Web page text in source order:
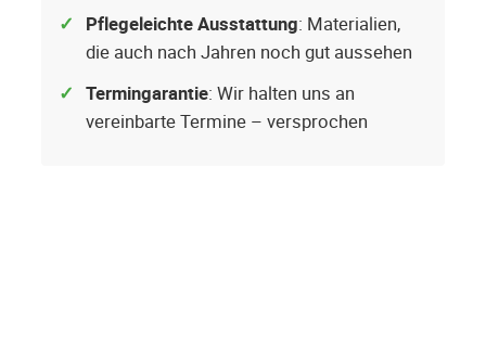
Pflegeleichte Ausstattung: Materialien,
die auch nach Jahren noch gut aussehen
Termingarantie: Wir halten uns an
vereinbarte Termine – versprochen